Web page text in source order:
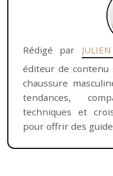
Rédigé par
éditeur de contenu
chaussure
tendances,
techniques et
pour offrir des